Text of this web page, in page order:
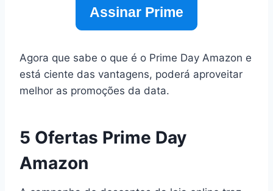
Assinar Prime
Agora que sabe o que é o Prime Day Amazon e
está ciente das vantagens, poderá aproveitar
melhor as promoções da data.
5 Ofertas Prime Day
Amazon